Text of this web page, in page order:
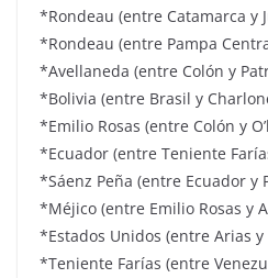
*Rondeau (entre Catamarca y
*Rondeau (entre Pampa
*Avellaneda (entre Colón y
*Bolivia (entre Brasil y
*Emilio Rosas (entre Colón y
*Ecuador (entre Teniente
*Sáenz Peña (entre Ecuador y
*Méjico (entre Emilio Rosas y
*Estados Unidos (entre Arias y
*Teniente Farías (entre